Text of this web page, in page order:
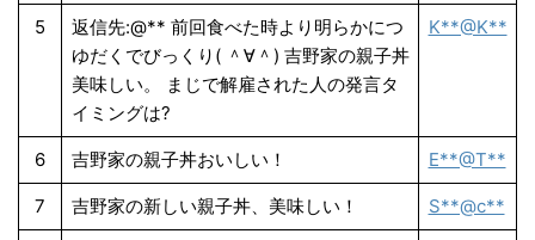
5
返信先:@** 前回食べた時より明らかにつ
ゆだくでびっくり( ＾∀＾) 吉野家の親子丼
美味しい。 まじで解雇された人の発言タ
イミングは?
K**@K**
6 吉野家の親子丼おいしい！ E**@T**
7 吉野家の新しい親子丼、美味しい！ S**@c**